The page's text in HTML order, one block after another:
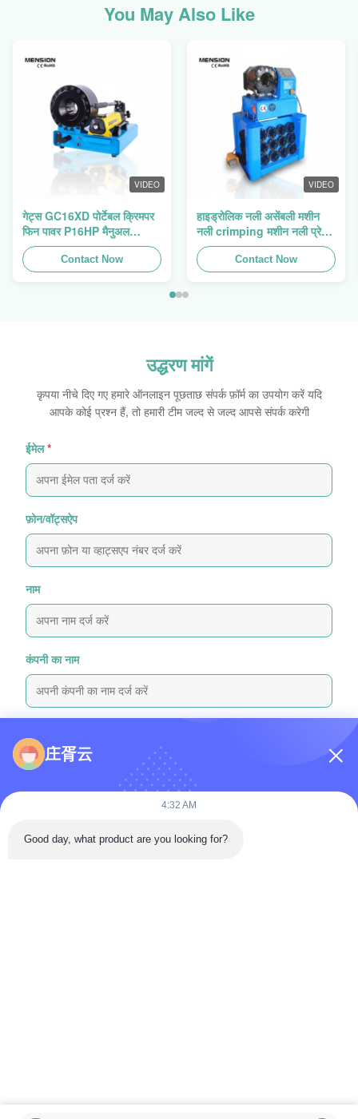
You May Also Like
VIDEO
गेट्स GC16XD पोर्टेबल क्रिमपर
फिन पावर P16HP मैनुअल
हाइड्रोलिक केबल क्रिमपर बिक्री
के लिए
Contact Now
VIDEO
हाइड्रोलिक नली असेंबली मशीन
नली crimping मशीन नली प्रेस
फिन पावर Swager
Contact Now
उद्धरण मांगें
कृपया नीचे दिए गए हमारे ऑनलाइन पूछताछ संपर्क फ़ॉर्म का उपयोग करें यदि
आपके कोई प्रश्न हैं, तो हमारी टीम जल्द से जल्द आपसे संपर्क करेगी
ईमेल *
फ़ोन/वॉट्सऐप
नाम
कंपनी का नाम
庄胥云
4:32 AM
Good day, what product are you looking for?